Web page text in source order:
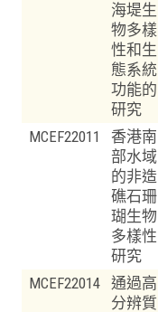
海堤生
物多樣
性和生
態系統
功能的
研究
MCEF22011
香港南
部水域
的非造
礁石珊
瑚生物
多樣性
研究
MCEF22014 通過高
分辨質